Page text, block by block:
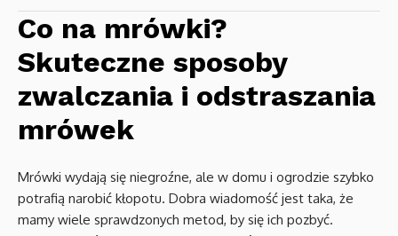
Co na mrówki?
Skuteczne sposoby
zwalczania i odstraszania
mrówek
Mrówki wydają się niegroźne, ale w domu i ogrodzie szybko
potrafią narobić kłopotu. Dobra wiadomość jest taka, że
mamy wiele sprawdzonych metod, by się ich pozbyć.